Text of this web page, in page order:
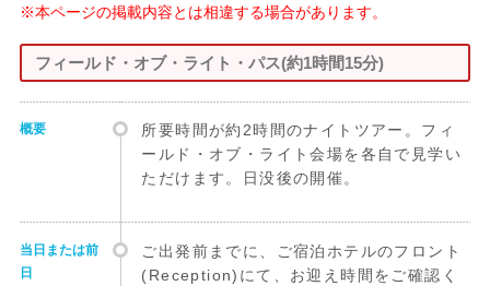
※本ページの掲載内容とは相違する場合があります。
フィールド・オブ・ライト・パス(約1時間15分)
概要
所要時間が約2時間のナイトツアー。フィ
ールド・オブ・ライト会場を各自で見学い
ただけます。日没後の開催。
当日または前
日
ご出発前までに、ご宿泊ホテルのフロント
(Reception)にて、お迎え時間をご確認く